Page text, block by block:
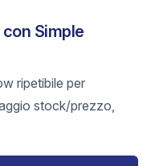
Simple
ripetibile per
stock/prezzo,